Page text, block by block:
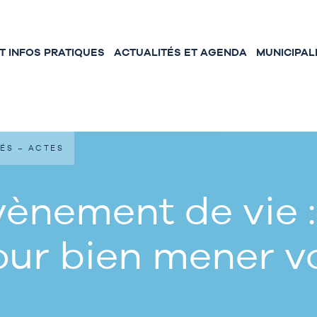
INFOS PRATIQUES ACTUALITÉS ET AGENDA
de vie
bien mener
– ACTES